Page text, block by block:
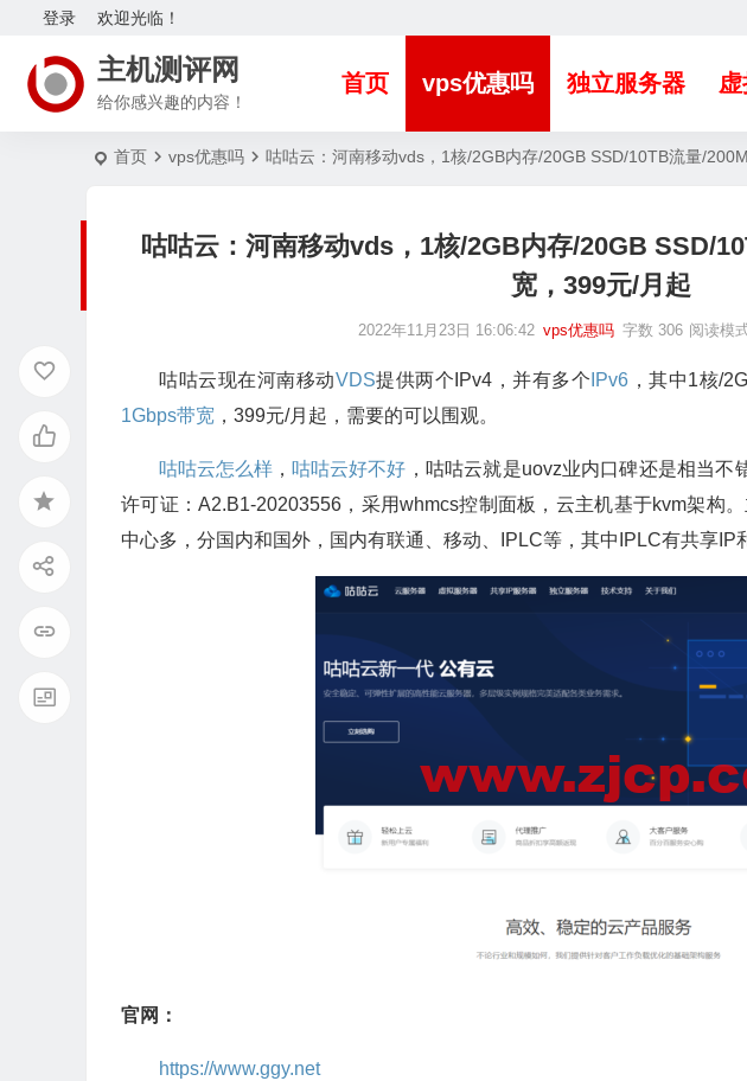
欢迎光临！
登录
主机测评网
给你感兴趣的内容！
首页 vps优惠吗 独立服务器
首页 vps优惠吗 咕咕云：河南移动vds，1核/2GB内存/20GB SSD/10TB流量/
咕咕云：河南移动vds，1核/2GB内存/20GB SSD/
宽，399元/月起
2022年11月23日 16:06:42 vps优惠吗 字数 306 阅读模
咕咕云现在河南移动VDS提供两个IPv4，并有多个 IPv6 ，其中1核/
1Gbps带宽 ，399元/月起，需要的可以围观。
咕咕云怎么样 ， 咕咕云好不好 ，咕咕云就是uovz业内口碑还是相当
许可证：A2.B1-20203556，采用whmcs控制面板，云主机基于kvm架构
中心多，分国内和国外，国内有联通、移动、IPLC等，其中IPLC有共享IP
官网：
https://www.ggy.net